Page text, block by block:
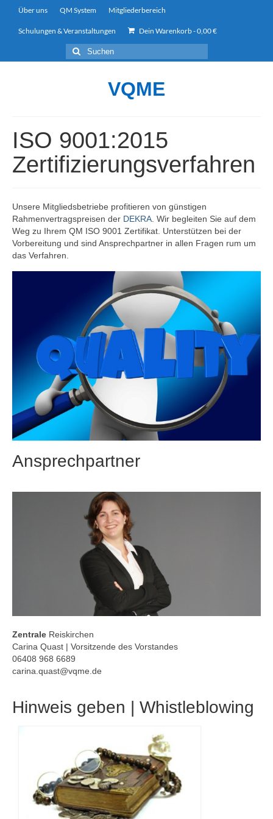
Über uns QM System Mitgliederbereich
Schulungen & Veranstaltungen Dein Warenkorb-0,00€
Suchen
nach:
VQME
ISO 9001:2015
Zertifizierungsverfahren
Unsere Mitgliedsbetriebe profitieren von günstigen
Rahmenvertragspreisen der DEKRA . Wir begleiten Sie auf dem
Weg zu Ihrem QM ISO 9001 Zertifikat. Unterstützen bei der
Vorbereitung und sind Ansprechpartner in allen Fragen rum um
das Verfahren.
Ansprechpartner
Zentrale Reiskirchen
Carina Quast | Vorsitzende des Vorstandes
06408 968 6689
carina.quast@vqme.de
Hinweis geben | Whistleblowing